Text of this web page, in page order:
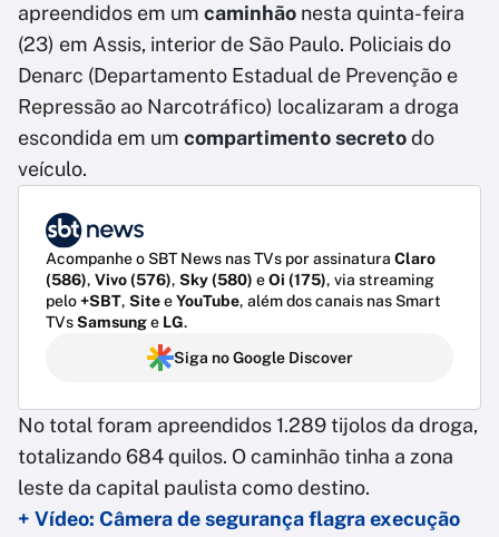
apreendidos em um caminhão nesta quinta-feira
(23) em Assis, interior de São Paulo. Policiais do
Denarc (Departamento Estadual de Prevenção e
Repressão ao Narcotráfico) localizaram a droga
escondida em um compartimento secretodo
veículo.
Acompanhe o SBT News nas TVs por assinatura Claro
(586), Vivo (576), Sky (580) eOi (175), via streaming
pelo+SBT, SiteeYouTube, além dos canais nas Smart
TVsSamsunge LG.
Siga no Google Discover
No total foram apreendidos 1.289 tijolos da droga,
totalizando 684 quilos. O caminhão tinha a zona
leste da capital paulista como destino.
+ Vídeo: Câmera de segurança flagra execução